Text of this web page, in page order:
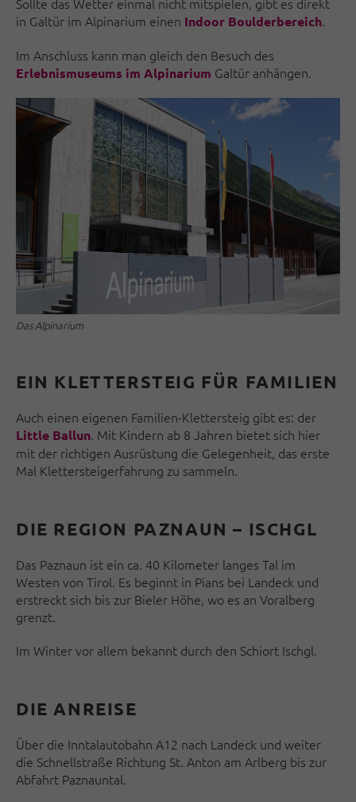
in Galtür im Alpinarium einen Indoor Boulderbereich.
Im Anschluss kann man gleich den Besuch des
Erlebnismuseums im Alpinarium Galtür anhängen.
Das Alpinarium
EIN KLETTERSTEIG FÜR FAMILIEN
Auch einen eigenen Familien-Klettersteig gibt es: der
Little Ballun. Mit Kindern ab 8 Jahren bietet sich hier
mit der richtigen Ausrüstung die Gelegenheit, das erste
Mal Klettersteigerfahrung zu sammeln.
DIE REGION PAZNAUN – ISCHGL
Das Paznaun ist ein ca. 40 Kilometer langes Tal im
Westen von Tirol. Es beginnt in Pians bei Landeck und
erstreckt sich bis zur Bieler Höhe, wo es an Voralberg
grenzt.
Im Winter vor allem bekannt durch den Schiort Ischgl.
DIE ANREISE
Über die Inntalautobahn A12 nach Landeck und weiter
die Schnellstraße Richtung St. Anton am Arlberg bis zur
Abfahrt Paznauntal.